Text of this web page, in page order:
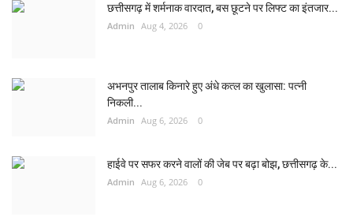
छत्तीसगढ़ में शर्मनाक वारदात, बस छूटने पर लिफ्ट का इंतजार...
Admin Aug 4, 2026 0
अभनपुर तालाब किनारे हुए अंधे कत्ल का खुलासा: पत्नी
निकली...
Admin Aug 6, 2026 0
हाईवे पर सफर करने वालों की जेब पर बढ़ा बोझ, छत्तीसगढ़ के...
Admin Aug 6, 2026 0